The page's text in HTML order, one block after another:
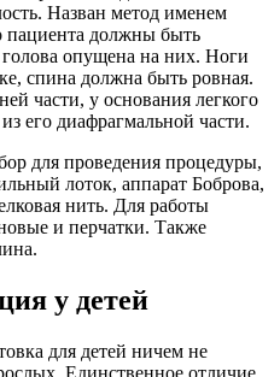
Назван метод именем
пациента должны быть
опущена на них. Ноги
спина должна быть ровная.
части, у основания легкого
его диафрагмальной части.
для проведения процедуры,
лоток, аппарат Боброва,
нить. Для работы
и перчатки. Также
у детей
для детей ничем не